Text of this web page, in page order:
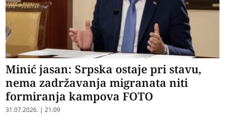
Minić jasan: Srpska ostaje pri stavu,
nema zadržavanja migranata niti
formiranja kampova FOTO
31.07.2026. | 21:09